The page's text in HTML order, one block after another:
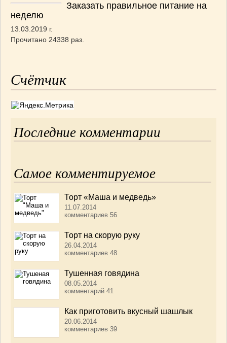
Заказать правильное питание на
неделю
13.03.2019 г.
Прочитано 24338 раз.
Счётчик
Последние комментарии
Самое комментируемое
Торт «Маша и медведь»
11.07.2014
комментариев 56
Торт на скорую руку
26.04.2014
комментариев 48
Тушенная говядина
08.05.2014
комментарий 41
Как приготовить вкусный шашлык
20.06.2014
комментариев 39